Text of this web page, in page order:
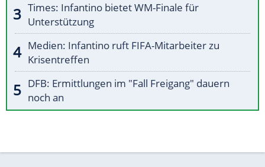
Times: Infantino bietet WM-Finale für
Unterstützung
Medien: Infantino ruft FIFA-Mitarbeiter zu
Krisentreffen
DFB: Ermittlungen im "Fall Freigang" dauern
noch an